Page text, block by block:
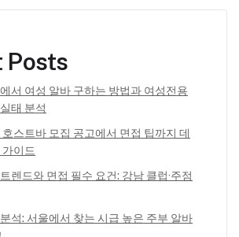
Posts
서 여성 알바 구하는 방법과 여성전용
태 분석
스트바 모집 공고에서 면접 팁까지 데
가이드
렌드와 면접 필수 요건: 강남 클럽·주점
석: 서울에서 찾는 시급 높은 주부 알바